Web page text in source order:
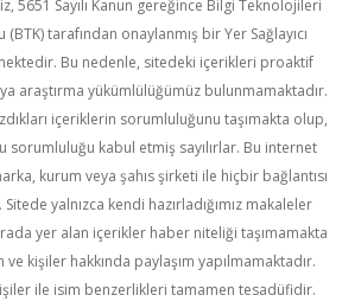
5651 Sayılı Kanun gereğince Bilgi Teknolojileri
tarafından onaylanmış bir Yer Sağlayıcı
Bu nedenle, sitedeki içerikleri proaktif
araştırma yükümlülüğümüz bulunmamaktadır.
içeriklerin sorumluluğunu taşımakta olup,
sorumluluğu kabul etmiş sayılırlar. Bu internet
kurum veya şahıs şirketi ile hiçbir bağlantısı
yalnızca kendi hazırladığımız makaleler
yer alan içerikler haber niteliği taşımamakta
kişiler hakkında paylaşım yapılmamaktadır.
ile isim benzerlikleri tamamen tesadüfidir.